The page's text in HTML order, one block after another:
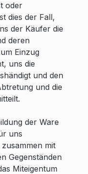
oder
dies der Fall,
der Käufer die
deren
Einzug
uns die
und den
und die
der Ware
uns
mit
Gegenständen
Miteigentum